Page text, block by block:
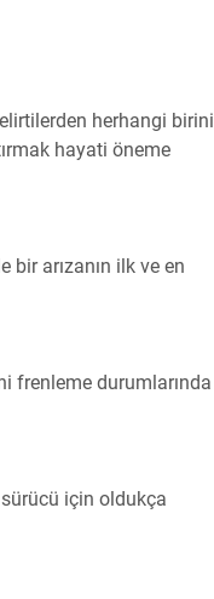
herhangi birini
hayati öneme
bir arızanın ilk ve en
frenleme durumlarında
sürücü için oldukça